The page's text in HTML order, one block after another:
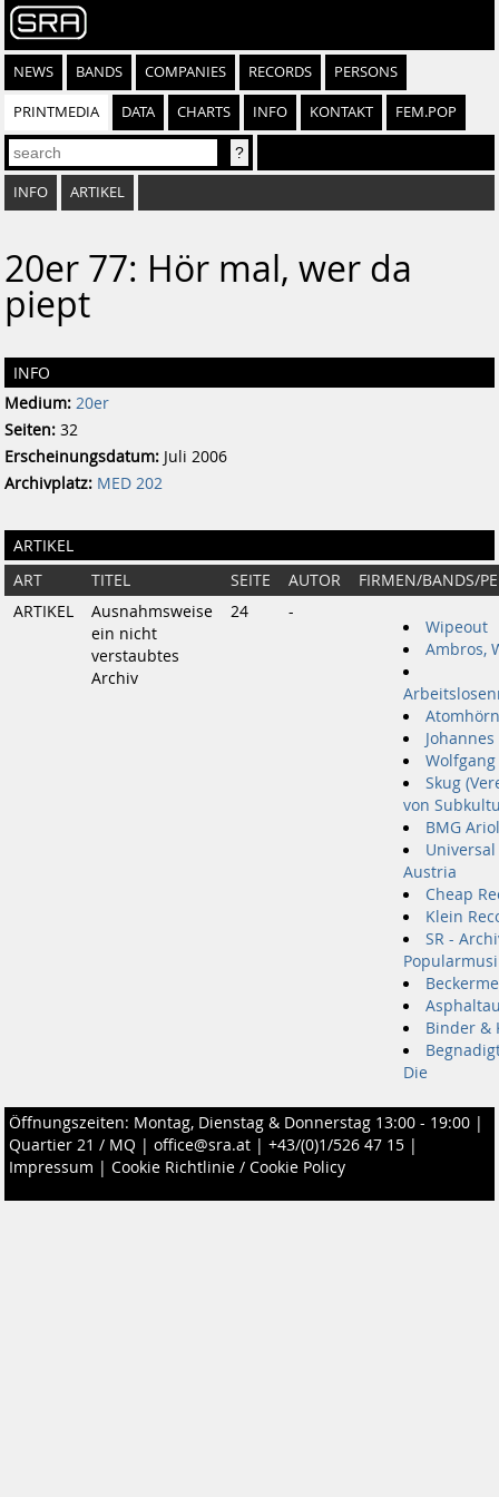
NEWS BANDS COMPANIES RECORDS PERSONS
PRINTMEDIA DATA CHARTS INFO KONTAKT FEM.POP
INFO ARTIKEL
20er 77: Hör mal, wer da
piept
INFO
Medium: 20er
Seiten: 32
Erscheinungsdatum: Juli 2006
Archivplatz: MED 202
ARTIKEL
ART TITEL SEITE AUTOR
FIRMEN/BANDS/
ARTIKEL
Ausnahmsweise
ein nicht
verstaubtes
Archiv
24 -
Wipeout
Ambros,
Skug
von
BMG
Austria
Cheap
Klein
SR -
Binder &
Die
Öffnungszeiten: Montag, Dienstag & Donnerstag 13:00 - 19:00 |
Quartier 21 / MQ | office@sra.at | +43/(0)1/526 47 15 |
Impressum | Cookie Richtlinie / Cookie Policy